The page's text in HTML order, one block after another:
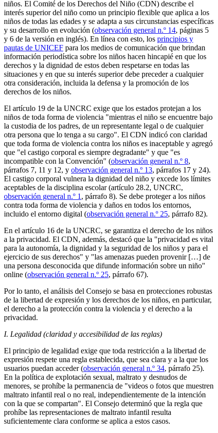
niños. El Comité de los Derechos del Niño (CDN) describe el
interés superior del niño como un principio flexible que aplica a los
niños de todas las edades y se adapta a sus circunstancias específicas
y su desarrollo en evolución (observación general n.º 14, páginas 5
y 6 de la versión en inglés). En línea con esto, los principios y
pautas de UNICEF para los medios de comunicación que brindan
información periodística sobre los niños hacen hincapié en que los
derechos y la dignidad de estos deben respetarse en todas las
situaciones y en que su interés superior debe preceder a cualquier
otra consideración, incluida la defensa y la promoción de los
derechos de los niños.
El artículo 19 de la UNCRC exige que los estados protejan a los
niños de toda forma de violencia "mientras el niño se encuentre bajo
la custodia de los padres, de un representante legal o de cualquier
otra persona que lo tenga a su cargo". El CDN indicó con claridad
que toda forma de violencia contra los niños es inaceptable y agregó
que "el castigo corporal es siempre degradante" y que "es
incompatible con la Convención" (observación general n.º 8,
párrafos 7, 11 y 12, y observación general n.º 13, párrafos 17 y 24).
El castigo corporal vulnera la dignidad del niño y excede los límites
aceptables de la disciplina escolar (artículo 28.2, UNCRC,
observación general n.º 1 , párrafo 8). Se debe proteger a los niños
contra toda forma de violencia y daños en todos los entornos,
incluido el entorno digital (observación general n.º 25, párrafo 82).
En el artículo 16 de la UNCRC, se garantiza el derecho de los niños
a la privacidad. El CDN, además, destacó que la "privacidad es vital
para la autonomía, la dignidad y la seguridad de los niños y para el
ejercicio de sus derechos" y "las amenazas pueden provenir […] de
una persona desconocida que difunde información sobre un niño"
online (observación general n.º 25, párrafo 67).
Por lo tanto, el análisis del Consejo se basa en protecciones robustas
de la libertad de expresión y los derechos de los niños, en particular,
el derecho a la protección contra la violencia y el derecho a la
privacidad.
I. Legalidad (claridad y accesibilidad de las reglas)
El principio de legalidad exige que toda restricción a la libertad de
expresión respete una regla establecida, que sea clara y a la que los
usuarios puedan acceder (observación general n.º 34, párrafo 25).
En la política de explotación sexual, maltrato y desnudos de
menores, se prohíbe la permanencia de "videos o fotos que muestren
maltrato infantil real o no real, independientemente de la intención
con la que se compartan". El Consejo determinó que la regla que
prohíbe las representaciones de maltrato infantil resulta
suficientemente clara conforme se aplica a estos casos.